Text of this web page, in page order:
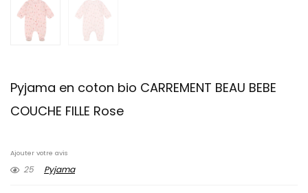
Pyjama en coton bio CARREMENT BEAU BEBE
COUCHE FILLE Rose
Ajouter votre avis
25 Pyjama